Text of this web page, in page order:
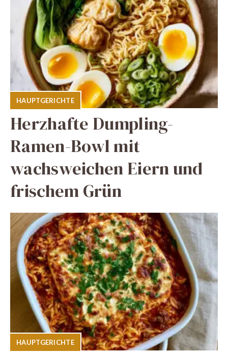
HAUPTGERICHTE
Herzhafte Dumpling-
Ramen-Bowl mit
wachsweichen Eiern und
frischem Grün
HAUPTGERICHTE